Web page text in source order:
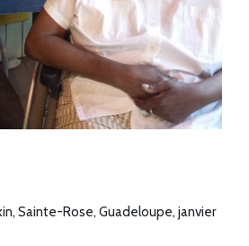
Sainte-Rose, Guadeloupe, janvier